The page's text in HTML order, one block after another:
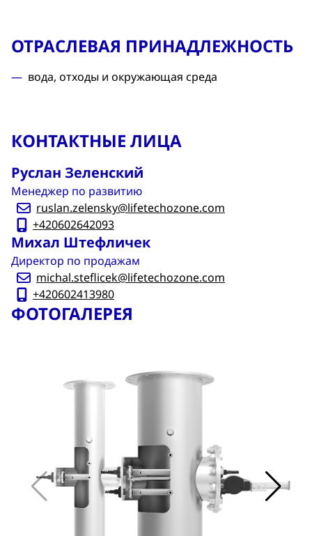
ОТРАСЛЕВАЯ ПРИНАДЛЕЖНОСТЬ
вода, отходы и окружающая среда
КОНТАКТНЫЕ ЛИЦА
Руслан Зеленский
Менеджер по развитию
ruslan.zelensky@lifetechozone.com
+420602642093
Михал Штефличек
Директор по продажам
michal.steflicek@lifetechozone.com
+420602413980
ФОТОГАЛЕРЕЯ